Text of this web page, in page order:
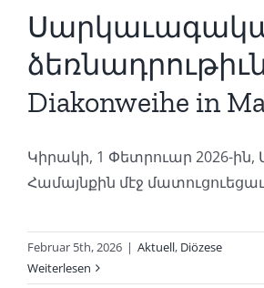
Diakonweihe in
Կիրակի, 1 Փետրուար 2026-ին,
Համայնքին մէջ մատուցուեցաւ
Februar 5th, 2026 | Aktuell, Diözese
Weiterlesen